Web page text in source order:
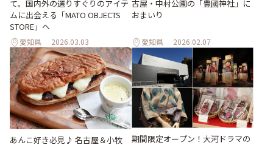
て。国内外の選りすぐりのアイテ
ムに出会える「MATO OBJECTS
STORE」へ
愛知県 2026.03.03
古屋・中村公園の「豊國神社」に
おまいり
愛知県 2026.02.07
あんこ好き必見♪ 名古屋＆小牧
期間限定オープン！大河ドラマの